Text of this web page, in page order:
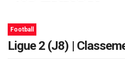
Football
Ligue 2 (J8) |